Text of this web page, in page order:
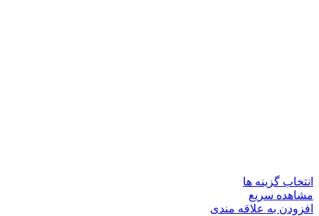
انتخاب گزینه ها
مشاهده سریع
افزودن به علاقه مندی